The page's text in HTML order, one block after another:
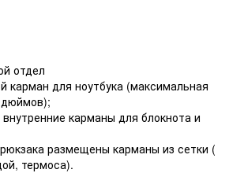
отдел
карман для ноутбука (максимальная
дюймов);
карманы для блокнота и
размещены карманы из сетки (
термоса).